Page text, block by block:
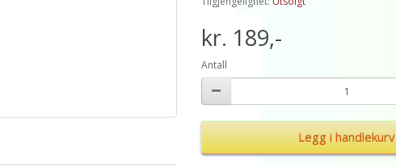
kr. 189,-
Antall
Legg i handlekurv